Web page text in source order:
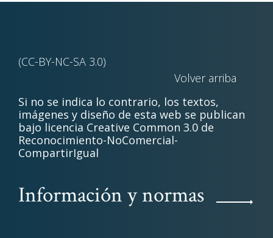
(CC-BY-NC-SA 3.0)
Volver arriba
Si no se indica lo contrario, los textos,
imágenes y diseño de esta web se publican
bajo licencia Creative Common 3.0 de
Reconocimiento-NoComercial-
CompartirIgual
Información y normas